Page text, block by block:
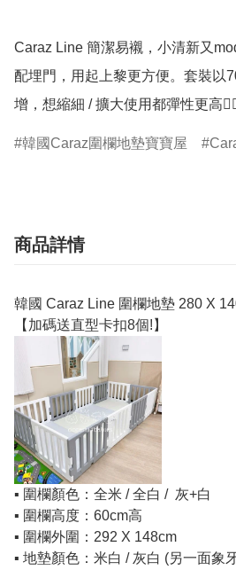
Caraz Line 簡潔易襯，小清新又
配埋門，用起上黎更方便。套裝以
韓國Caraz圍欄地墊寶寶屋
商品詳情
韓國 Caraz Line 圍欄地墊 280 X
【加碼送直型卡扣8個!】
▪️ 圍欄顏色：全米 / 全白 / 灰+白
▪️ 圍欄高度：60cm高
▪️ 圍欄外圍：292 X 148cm
▪️ 地墊顏色：米白 / 灰白 (另一面象